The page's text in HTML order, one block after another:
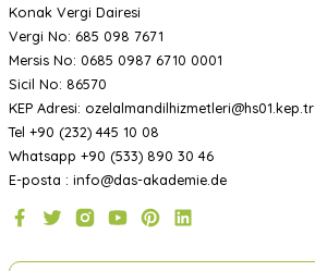
Konak Vergi Dairesi
Vergi No: 685 098 7671
Mersis No: 0685 0987 6710 0001
Sicil No: 86570
KEP Adresi: ozelalmandilhizmetleri@hs01.kep.tr
Tel +90 (232) 445 10 08
Whatsapp +90 (533) 890 30 46
E-posta : info@das-akademie.de